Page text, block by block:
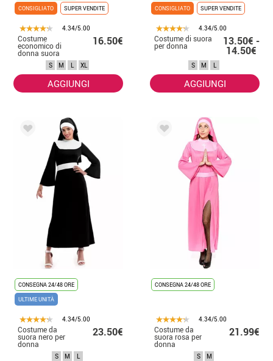
CONSIGLIATO
SUPER VENDITE
4.34/5.00
Costume
economico di
donna suora
16.50€
S M L XL
AGGIUNGI
CONSIGLIATO
SUPER VENDITE
4.34/5.00
Costume di suora
per donna 13.50€ -
14.50€
S M L
AGGIUNGI
CONSEGNA 24/48 ORE
ULTIME UNITÀ
4.34/5.00
Costume da
suora nero per
donna
23.50€
S M L
CONSEGNA 24/48 ORE
4.34/5.00
Costume da
suora rosa per
donna
21.99€
S M